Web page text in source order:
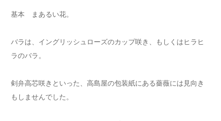
基本 まあるい花。
バラは、イングリッシュローズのカップ咲き、もしくはヒラヒ
ラのバラ。
剣弁高芯咲きといった、高島屋の包装紙にある薔薇には見向き
もしませんでした。